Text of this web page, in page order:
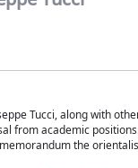
Tucci, along with
from academic
the